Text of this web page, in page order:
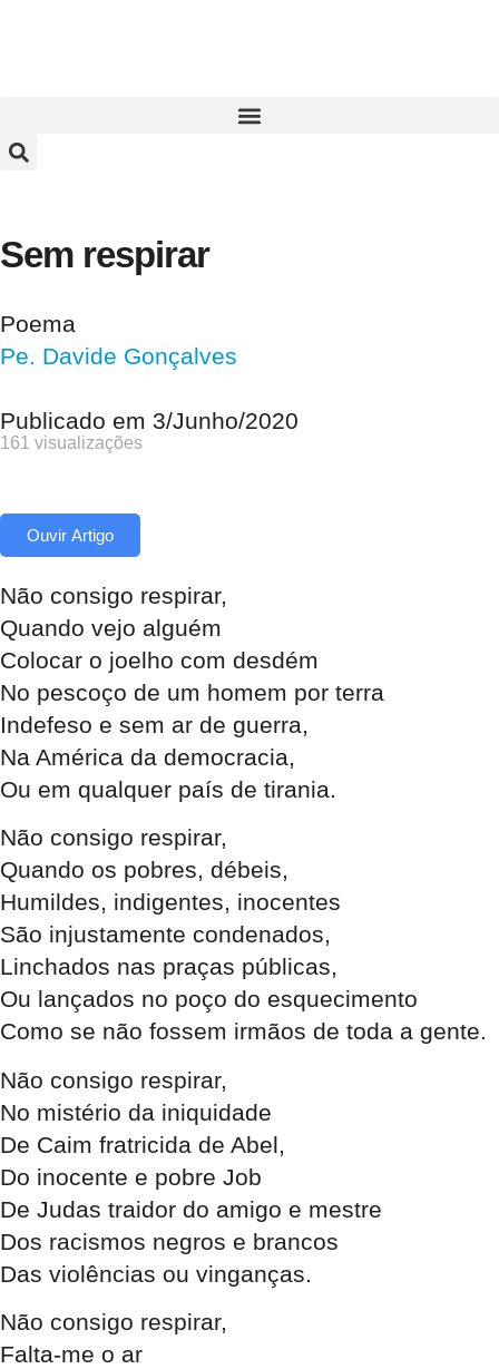
Sem respirar
Poema
Pe. Davide Gonçalves
Publicado em 3/Junho/2020
161 visualizações
Ouvir Artigo
Não consigo respirar,
Quando vejo alguém
Colocar o joelho com desdém
No pescoço de um homem por terra
Indefeso e sem ar de guerra,
Na América da democracia,
Ou em qualquer país de tirania.
Não consigo respirar,
Quando os pobres, débeis,
Humildes, indigentes, inocentes
São injustamente condenados,
Linchados nas praças públicas,
Ou lançados no poço do esquecimento
Como se não fossem irmãos de toda a gente.
Não consigo respirar,
No mistério da iniquidade
De Caim fratricida de Abel,
Do inocente e pobre Job
De Judas traidor do amigo e mestre
Dos racismos negros e brancos
Das violências ou vinganças.
Não consigo respirar,
Falta-me o ar